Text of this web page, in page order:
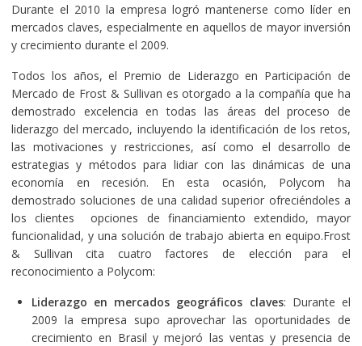
Durante el 2010 la empresa logró mantenerse como líder en
mercados claves, especialmente en aquellos de mayor inversión
y crecimiento durante el 2009.
Todos los años, el Premio de Liderazgo en Participación de
Mercado de Frost & Sullivan es otorgado a la compañía que ha
demostrado excelencia en todas las áreas del proceso de
liderazgo del mercado, incluyendo la identificación de los retos,
las motivaciones y restricciones, así como el desarrollo de
estrategias y métodos para lidiar con las dinámicas de una
economía en recesión. En esta ocasión, Polycom ha
demostrado soluciones de una calidad superior ofreciéndoles a
los clientes opciones de financiamiento extendido, mayor
funcionalidad, y una solución de trabajo abierta en equipo.Frost
& Sullivan cita cuatro factores de elección para el
reconocimiento a Polycom:
Liderazgo en mercados geográficos claves: Durante el
2009 la empresa supo aprovechar las oportunidades de
crecimiento en Brasil y mejoró las ventas y presencia de